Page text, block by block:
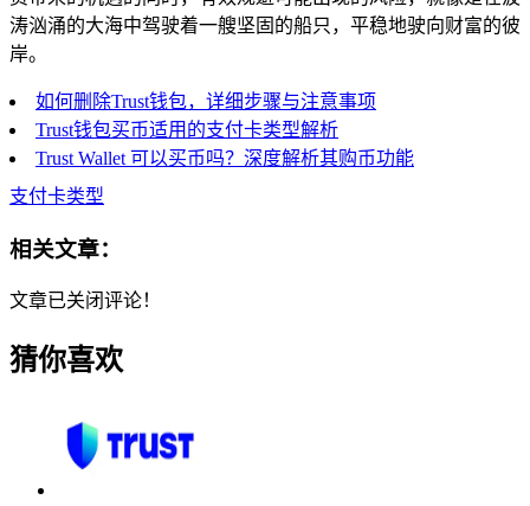
涛汹涌的大海中驾驶着一艘坚固的船只，平稳地驶向财富的彼
岸。
如何删除Trust钱包，详细步骤与注意事项
Trust钱包买币适用的支付卡类型解析
Trust Wallet 可以买币吗？深度解析其购币功能
支付卡类型
相关文章：
文章已关闭评论！
猜你喜欢